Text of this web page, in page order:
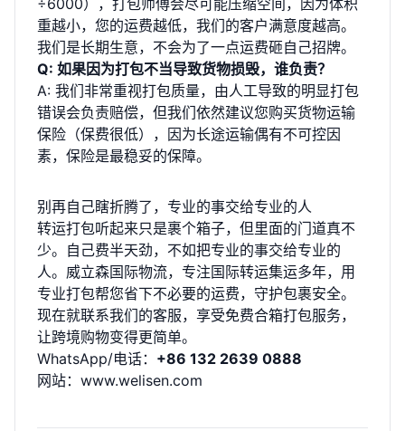
÷6000），打包师傅会尽可能压缩空间，因为体积
重越小，您的运费越低，我们的客户满意度越高。
我们是长期生意，不会为了一点运费砸自己招牌。
Q: 如果因为打包不当导致货物损毁，谁负责？
A: 我们非常重视打包质量，由人工导致的明显打包
错误会负责赔偿，但我们依然建议您购买货物运输
保险（保费很低），因为长途运输偶有不可控因
素，保险是最稳妥的保障。
别再自己瞎折腾了，专业的事交给专业的人
转运打包听起来只是裹个箱子，但里面的门道真不
少。自己费半天劲，不如把专业的事交给专业的
人。威立森国际物流，专注国际转运集运多年，用
专业打包帮您省下不必要的运费，守护包裹安全。
现在就联系我们的客服，享受免费合箱打包服务，
让跨境购物变得更简单。
WhatsApp/电话： +86 132 2639 0888
网站： www.welisen.com